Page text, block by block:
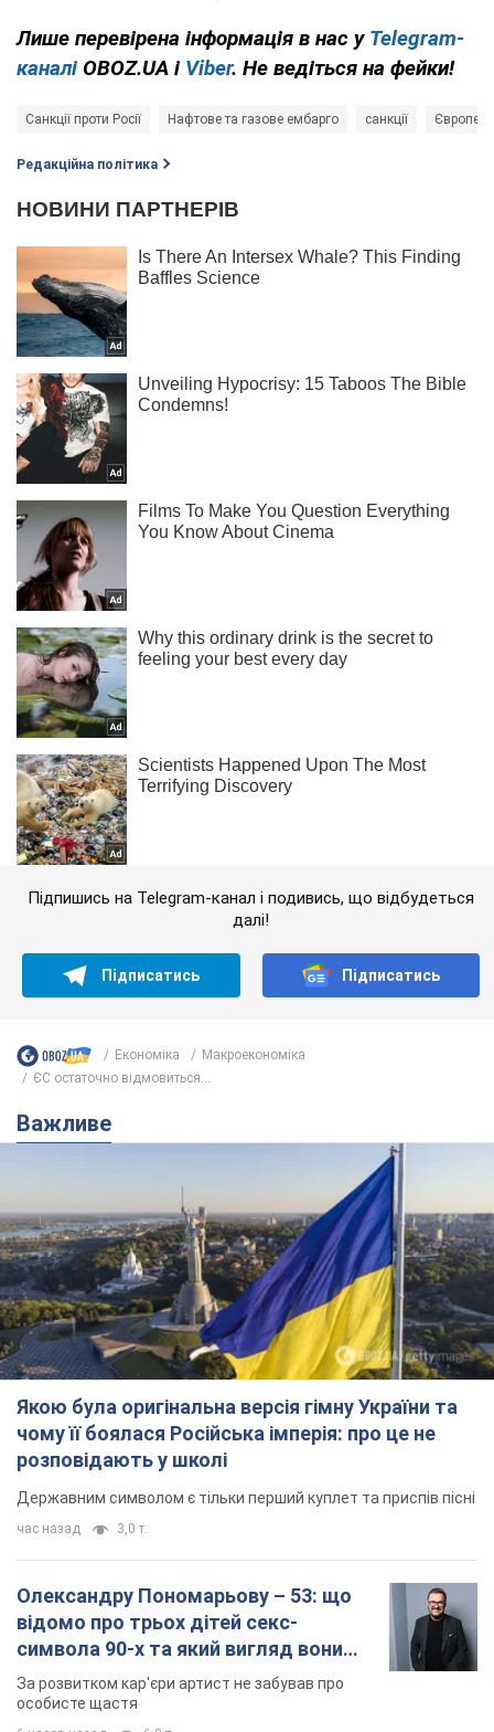
Лише перевірена інформація в нас у Telegram-
каналі OBOZ.UA і Viber. Не ведіться на фейки!
Санкції проти Росії Нафтове та газове ембарго санкції
Редакційна політика
Підпишись на Telegram-канал і подивись, що відбудеться
далі!
Підписатись Підписатись
Економіка
Mакроекономіка
ЄС остаточно відмовиться...
Важливе
Якою була оригінальна версія гімну України та
чому її боялася Російська імперія: про це не
розповідають у школі
Державним символом є тільки перший куплет та приспів пісні
час назад 3,0 т.
Олександру Пономарьову – 53: що
відомо про трьох дітей секс-
символа 90-х та який вигляд вони
мають
За розвитком кар'єри артист не забував про
особисте щастя